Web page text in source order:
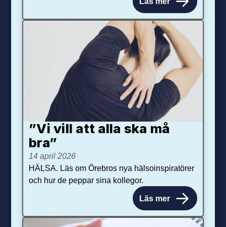
”Vi vill att alla ska må
bra”
14 april 2026
HÄLSA. Läs om Örebros nya hälsoinspiratörer
och hur de peppar sina kollegor.
Läs mer